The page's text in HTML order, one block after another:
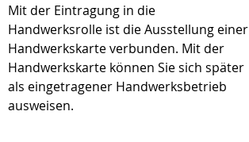
Mit der Eintragung in die
Handwerksrolle ist die Ausstellung einer
Handwerkskarte verbunden. Mit der
Handwerkskarte können Sie sich später
als eingetragener Handwerksbetrieb
ausweisen.